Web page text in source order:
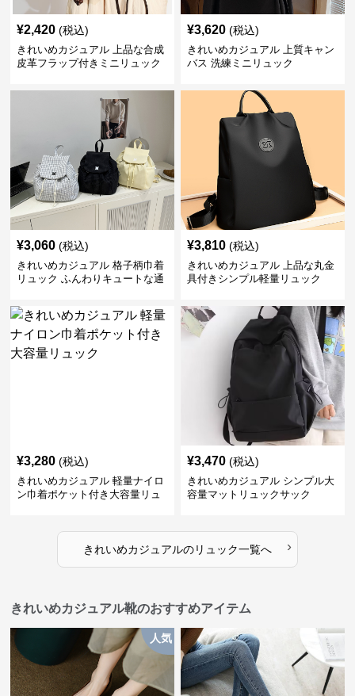
¥2,420 (税込)
きれいめカジュアル 上品な合成
皮革フラップ付きミニリュック
¥3,620 (税込)
きれいめカジュアル 上質キャン
バス 洗練ミニリュック
¥3,060 (税込)
きれいめカジュアル 格子柄巾着
リュック ふんわりキュートな通
¥3,810 (税込)
きれいめカジュアル 上品な丸金
具付きシンプル軽量リュック
¥3,280 (税込)
きれいめカジュアル 軽量ナイロ
ン巾着ポケット付き大容量リュ
¥3,470 (税込)
きれいめカジュアル シンプル大
容量マットリュックサック
きれいめカジュアルのリュック一覧へ ›
きれいめカジュアル靴のおすすめアイテム
人気